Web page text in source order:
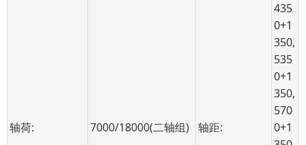
轴荷: 7000/18000(二轴组) 轴距:
435
0+1
350,
535
0+1
350,
570
0+1